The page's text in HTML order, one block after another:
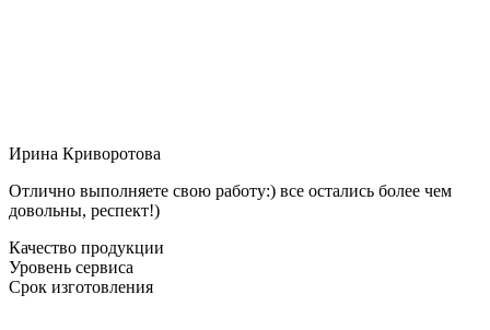
Ирина Криворотова
Отлично выполняете свою работу:) все остались более чем
довольны, респект!)
Качество продукции
Уровень сервиса
Срок изготовления